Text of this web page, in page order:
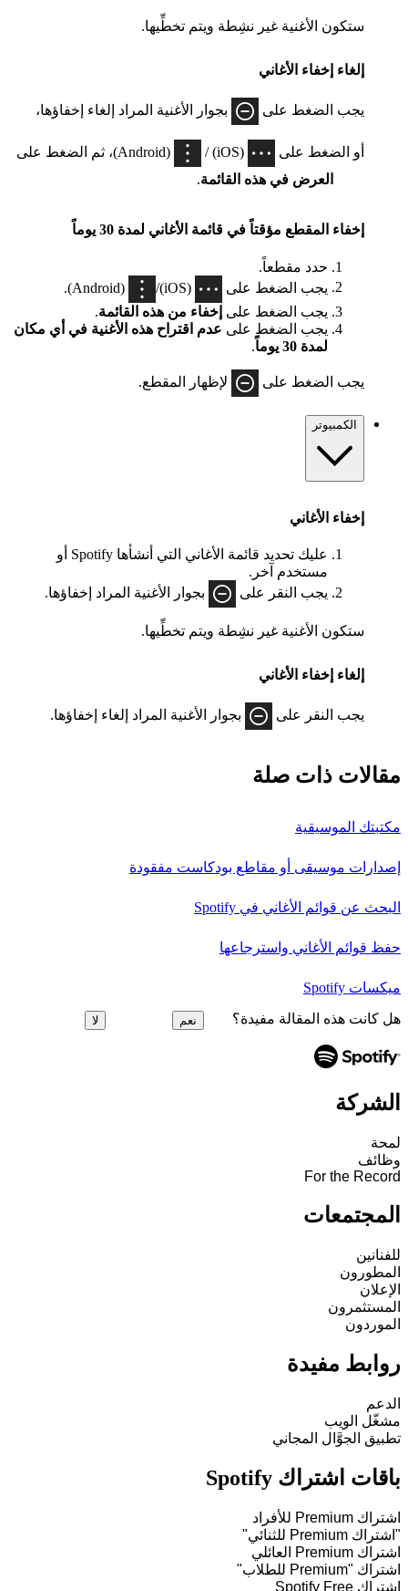
ستكون الأغنية غير نشِطة ويتم تخطِّيها.
إلغاء إخفاء الأغاني
يجب الضغط على بجوار الأغنية المراد إلغاء إخفاؤها،
أو الضغط على (iOS) /
(Android)، ثم الضغط على
العرض في هذه القائمة.
إخفاء المقطع مؤقتاً في قائمة الأغاني لمدة 30 يوماً
حدد مقطعاً.
يجب الضغط على
(iOS)/
(Android).
يجب الضغط على إخفاء من هذه القائمة.
يجب الضغط على عدم اقتراح هذه الأغنية في أي مكان
لمدة 30 يوماً
.
يجب الضغط على لإظهار المقطع.
الكمبيوتر
إخفاء الأغاني
عليك تحديد قائمة الأغاني التي أنشأها Spotify أو
مستخدم آخر.
يجب النقر على
بجوار الأغنية المراد إخفاؤها.
ستكون الأغنية غير نشِطة ويتم تخطِّيها.
إلغاء إخفاء الأغاني
يجب النقر على بجوار الأغنية المراد إلغاء إخفاؤها.
مقالات ذات صلة
مكتبتك الموسيقية
إصدارات موسيقى أو مقاطع بودكاست مفقودة
البحث عن قوائم الأغاني في Spotify
حفظ قوائم الأغاني واسترجاعها
ميكسات Spotify
هل كانت هذه المقالة مفيدة؟ نعم لا
الشركة
لمحة
وظائف
For the Record
المجتمعات
للفنانين
المطورون
الإعلان
المستثمرون
الموردون
روابط مفيدة
الدعم
مشغّل الويب
تطبيق الجوَّال المجاني
باقات اشتراك Spotify
اشتراك Premium للأفراد
"اشتراك Premium للثنائي"
اشتراك Premium العائلي
اشتراك "Premium للطلاب"
اشتراك Spotify Free